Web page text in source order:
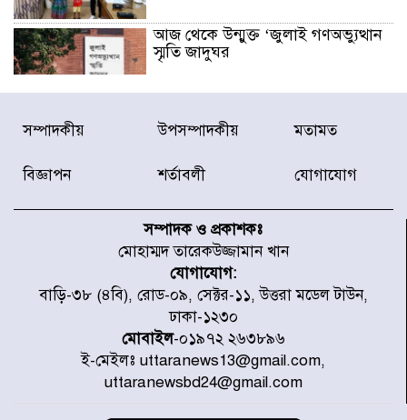
আজ থেকে উন্মুক্ত ‘জুলাই গণঅভ্যুত্থান
স্মৃতি জাদুঘর
রাজধানীর উত্তরা আঞ্চলিক পাসপোর্ট
অফিসের সামনে দালাল চক্রের ১৩ জন
করেছে র‌্যাব-১
চূড়ান্ত পর্যায়ে : ইরান
প্রত্যেক অপরাধীর বিচার এ দেশেই
হবে, সে যত শক্তিশালীই হোক না কেন,
চট্টগ্রামে জুলাই গণঅভ্যুত্থান দিবসে
প্রতিমন্ত্রী মীর হেলাল
আগামী ৫ দিন বৃষ্টির আভাস
সম্পাদকীয় উপসম্পাদকীয় মতামত
বিজ্ঞাপন শর্তাবলী যোগাযোগ
সম্পাদক ও প্রকাশকঃ
মোহাম্মদ তারেকউজ্জামান খান
যোগাযোগ:
বাড়ি-৩৮ (৪বি), রোড-০৯, সেক্টর-১১, উত্তরা মডেল টাউন,
ঢাকা-১২৩০
মোবাইল-০১৯৭২ ২৬৩৮৯৬
ই-মেইলঃ uttaranews13@gmail.com,
uttaranewsbd24@gmail.com